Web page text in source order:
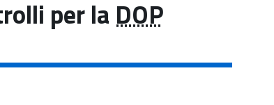
per la DOP